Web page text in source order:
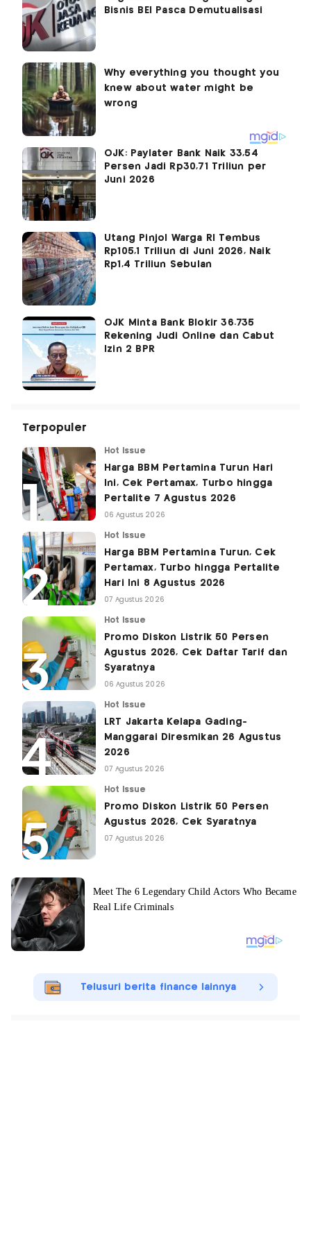
Bisnis BEI Pasca Demutualisasi
OJK: Paylater Bank Naik 33,54
Persen Jadi Rp30,71 Triliun per
Juni 2026
Utang Pinjol Warga RI Tembus
Rp105,1 Triliun di Juni 2026, Naik
Rp1,4 Triliun Sebulan
OJK Minta Bank Blokir 36.735
Rekening Judi Online dan Cabut
Izin 2 BPR
Terpopuler
Hot Issue
Harga BBM Pertamina Turun Hari
Ini, Cek Pertamax, Turbo hingga
Pertalite 7 Agustus 2026
06 Agustus 2026
Hot Issue
Harga BBM Pertamina Turun, Cek
Pertamax, Turbo hingga Pertalite
Hari Ini 8 Agustus 2026
07 Agustus 2026
Hot Issue
Promo Diskon Listrik 50 Persen
Agustus 2026, Cek Daftar Tarif dan
Syaratnya
06 Agustus 2026
Hot Issue
LRT Jakarta Kelapa Gading-
Manggarai Diresmikan 26 Agustus
2026
07 Agustus 2026
Hot Issue
Promo Diskon Listrik 50 Persen
Agustus 2026, Cek Syaratnya
07 Agustus 2026
Telusuri berita finance lainnya